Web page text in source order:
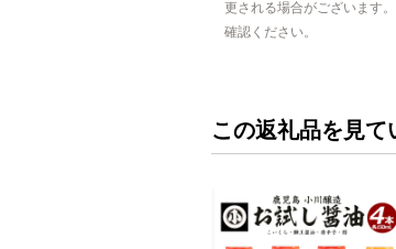
更される場合がございます
確認ください。
この返礼品を見て